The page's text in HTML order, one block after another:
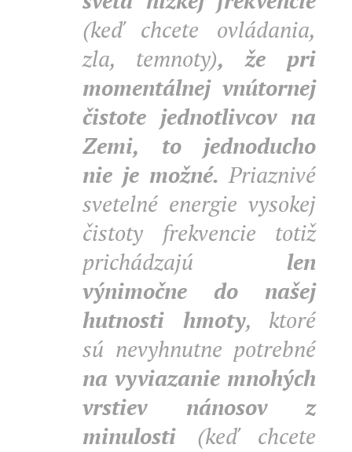
(keď chcete ovládania,
zla, temnoty), že pri
momentálnej vnútornej
čistote jednotlivcov na
Zemi, to jednoducho
nie je možné.Priaznivé
svetelné energie vysokej
čistoty frekvencie totiž
prichádzajú len
výnimočne do našej
hutnosti hmoty, ktoré
sú nevyhnutne potrebné
na vyviazanie mnohých
vrstiev nánosov z
minulosti (keď chcete